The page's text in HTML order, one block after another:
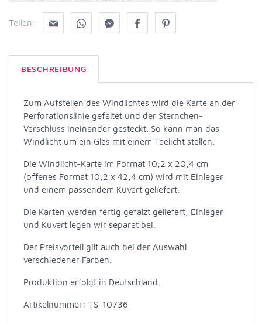
Teilen:
BESCHREIBUNG
Zum Aufstellen des Windlichtes wird die Karte an der
Perforationslinie gefaltet und der Sternchen-
Verschluss ineinander gesteckt. So kann man das
Windlicht um ein Glas mit einem Teelicht stellen.
Die Windlicht-Karte im Format 10,2 x 20,4 cm
(offenes Format 10,2 x 42,4 cm) wird mit Einleger
und einem passendem Kuvert geliefert.
Die Karten werden fertig gefalzt geliefert, Einleger
und Kuvert legen wir separat bei.
Der Preisvorteil gilt auch bei der Auswahl
verschiedener Farben.
Produktion erfolgt in Deutschland.
Artikelnummer: TS-10736